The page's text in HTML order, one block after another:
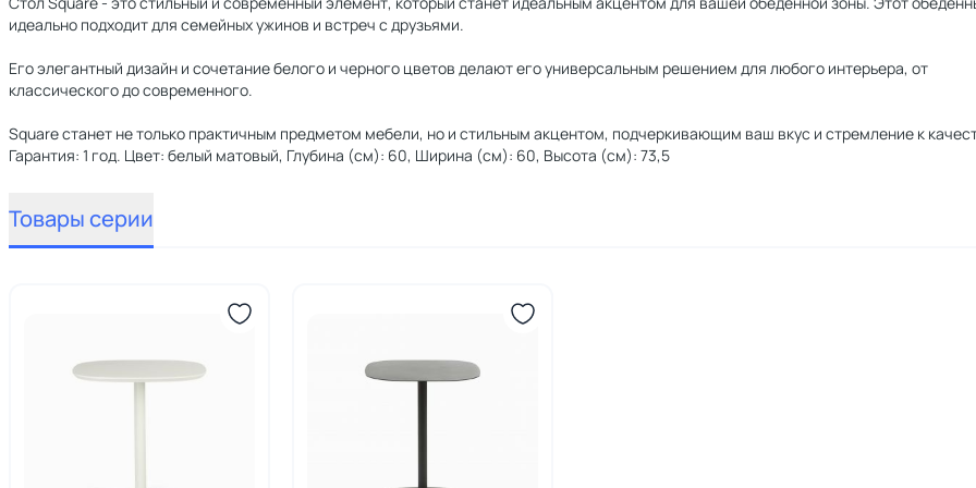
идеально подходит для семейных ужинов и встреч с друзьями.
Его элегантный дизайн и сочетание белого и черного цветов делают его универсальным решением для любого интерьера, от
классического до современного.
Square станет не только практичным предметом мебели, но и стильным акцентом, подчеркивающим ваш вкус и стремление к
Гарантия: 1 год. Цвет: белый матовый, Глубина (см): 60, Ширина (см): 60, Высота (см): 73,5
Товары серии